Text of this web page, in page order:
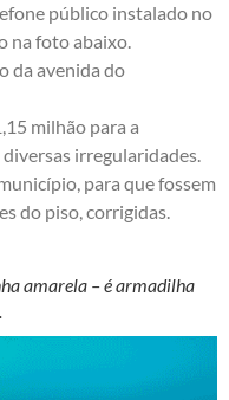
público instalado no
na foto abaixo.
da avenida do
milhão para a
irregularidades.
para que fossem
do piso, corrigidas.
amarela – é armadilha